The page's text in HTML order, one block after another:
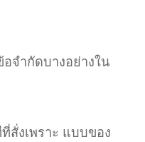
จำกัดบางอย่างใน
สั่งเพราะ แบบของ